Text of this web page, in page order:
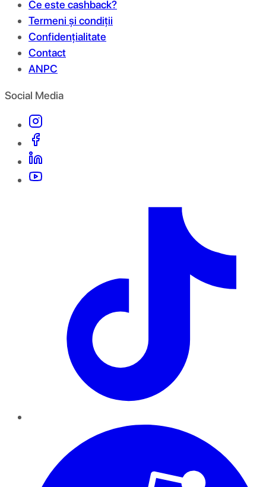
Ce este cashback?
Termeni și condiții
Confidențialitate
Contact
ANPC
Social Media